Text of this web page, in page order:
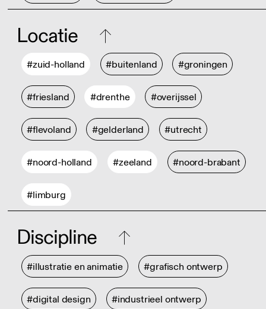
Locatie
#zuid-holland #buitenland #groningen
#friesland #drenthe #overijssel
#flevoland #gelderland #utrecht
#noord-holland #zeeland #noord-brabant
#limburg
Discipline
#illustratie en animatie #grafisch ontwerp
#digital design #industrieel ontwerp